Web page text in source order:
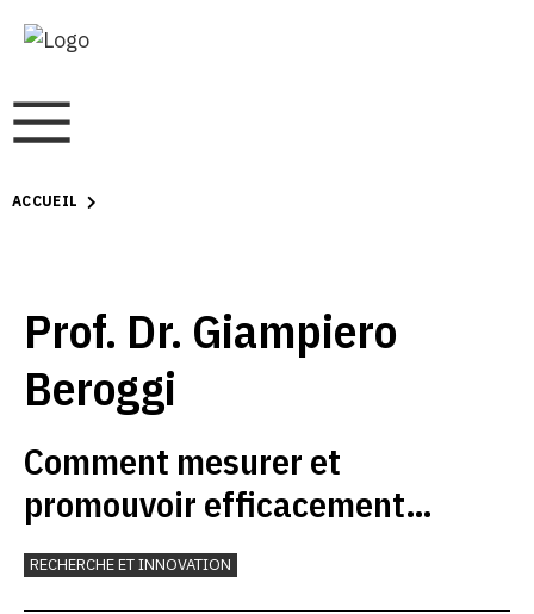
ACCUEIL
Prof. Dr. Giampiero
Beroggi
Comment mesurer et
promouvoir efficacement
l’innovation? une enquête
Delphi
RECHERCHE ET INNOVATION